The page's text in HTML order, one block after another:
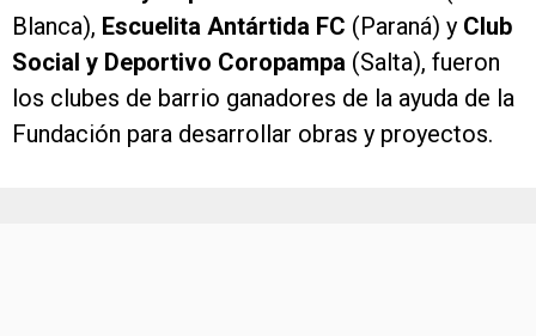
Blanca), Escuelita Antártida FC (Paraná) y Club
Social y Deportivo Coropampa (Salta), fueron
los clubes de barrio ganadores de la ayuda de la
Fundación para desarrollar obras y proyectos.